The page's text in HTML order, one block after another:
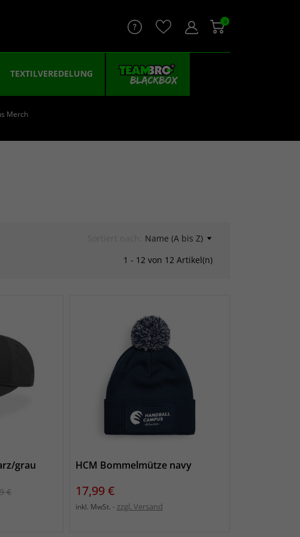
0
TEXTILVEREDELUNG
Merch
Name (A bis Z)
1 - 12 von 12 Artikel(n)
grau
€
HCM Bommelmütze navy
Preis
17,99 €
inkl. MwSt. zzgl. Versand